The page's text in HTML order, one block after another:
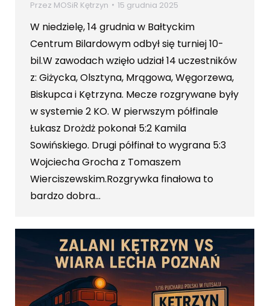
Przez MOSiR Kętrzyn 15 grudnia 2025
W niedzielę, 14 grudnia w Bałtyckim
Centrum Bilardowym odbył się turniej 10-
bil.W zawodach wzięło udział 14 uczestników
z: Giżycka, Olsztyna, Mrągowa, Węgorzewa,
Biskupca i Kętrzyna. Mecze rozgrywane były
w systemie 2 KO. W pierwszym półfinale
Łukasz Drożdż pokonał 5:2 Kamila
Sowińskiego. Drugi półfinał to wygrana 5:3
Wojciecha Grocha z Tomaszem
Wierciszewskim.Rozgrywka finałowa to
bardzo dobra…